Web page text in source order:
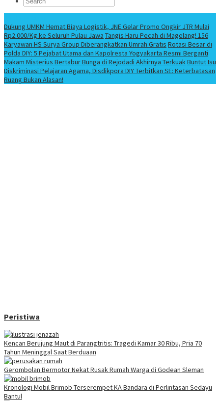
Dukung UMKM Hemat Biaya Logistik, JNE Gelar Promo Ongkir JTR Mulai
Rp2.000/Kg ke Seluruh Pulau Jawa Tangis Haru Pecah di Magelang! 156
Karyawan HS Surya Group Diberangkatkan Umrah Gratis Rotasi Besar di
Polda DIY: 5 Pejabat Utama dan Kapolresta Yogyakarta Resmi Berganti
Makam Misterius Bertabur Bunga di Rejodadi Akhirnya TerkuakBuntut Isu
Diskriminasi Pelajaran Agama, Disdikpora DIY Terbitkan SE: Keterbatasan
Ruang Bukan Alasan!
Peristiwa
Kencan Berujung Maut di Parangtritis: Tragedi Kamar 30 Ribu, Pria 70
Tahun Meninggal Saat Berduaan
Gerombolan Bermotor Nekat Rusak Rumah Warga di Godean Sleman
Kronologi Mobil Brimob Terserempet KA Bandara di Perlintasan Sedayu
Bantul